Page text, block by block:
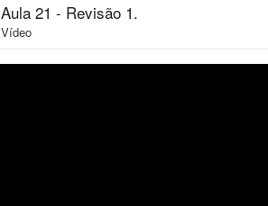
Aula 21 - Revisão 1.
Vídeo